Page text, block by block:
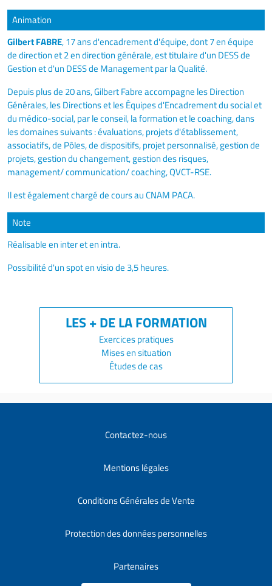
Animation
Gilbert FABRE, 17 ans d'encadrement d'équipe, dont 7 en équipe
de direction et 2 en direction générale, est titulaire d'un DESS de
Gestion et d'un DESS de Management par la Qualité.
Depuis plus de 20 ans, Gilbert Fabre accompagne les Direction
Générales, les Directions et les Équipes d'Encadrement du social et
du médico-social, par le conseil, la formation et le coaching, dans
les domaines suivants : évaluations, projets d'établissement,
associatifs, de Pôles, de dispositifs, projet personnalisé, gestion de
projets, gestion du changement, gestion des risques,
management/ communication/ coaching, QVCT-RSE.
Il est également chargé de cours au CNAM PACA.
Note
Réalisable en inter et en intra.
Possibilité d'un spot en visio de 3,5 heures.
Exercices pratiques
Mises en situation
Études de cas
Contactez-nous
Mentions légales
Conditions Générales de Vente
Protection des données personnelles
Partenaires